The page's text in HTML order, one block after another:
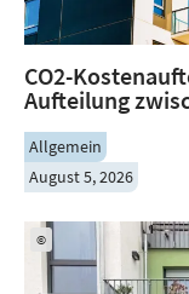
CO2-
Aufteilung
Allgemein
August 5, 2026
©